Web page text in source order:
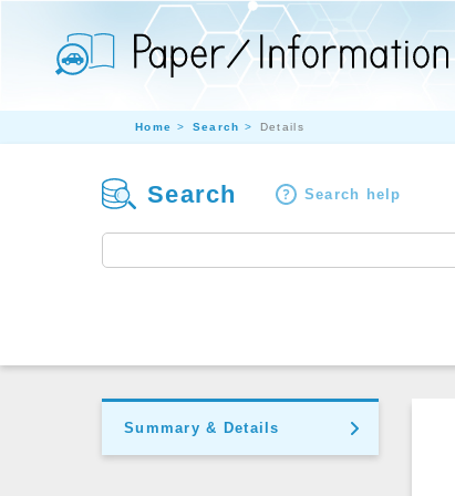
Home Search Details
Search Search help
Summary & Details